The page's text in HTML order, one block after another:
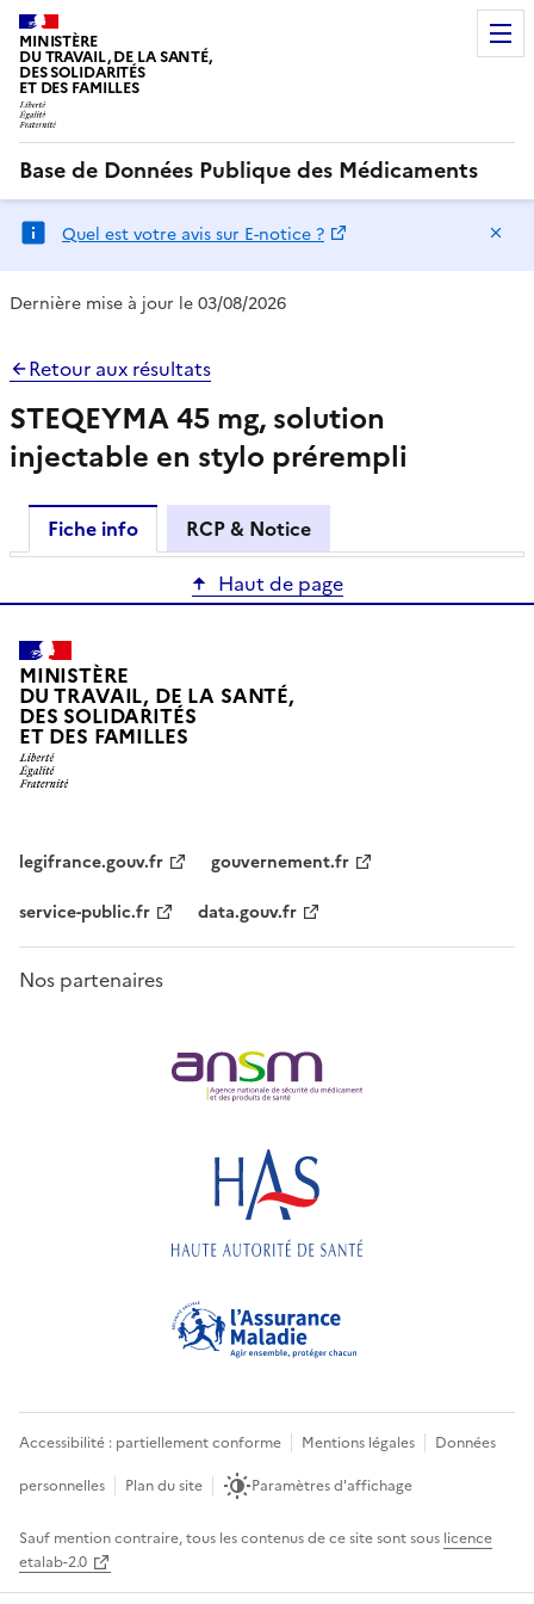
MINISTÈRE
DU TRAVAIL, DE LA SANTÉ,
DES SOLIDARITÉS
ET DES FAMILLES
Base de Données Publique des Médicaments
Quel est votre avis sur E-notice ?
Dernière mise à jour le 03/08/2026
Retour aux résultats
STEQEYMA 45 mg, solution
injectable en stylo prérempli
Fiche info
RCP & Notice
Haut de page
MINISTÈRE
DU TRAVAIL, DE LA SANTÉ,
DES SOLIDARITÉS
ET DES FAMILLES
legifrance.gouv.fr
gouvernement.fr
service-public.fr
data.gouv.fr
Nos partenaires
Accessibilité : partiellement conforme Mentions légales
Données
personnelles
Plan du site Paramètres d'affichage
Sauf mention contraire, tous les contenus de ce site sont sous licence
etalab-2.0